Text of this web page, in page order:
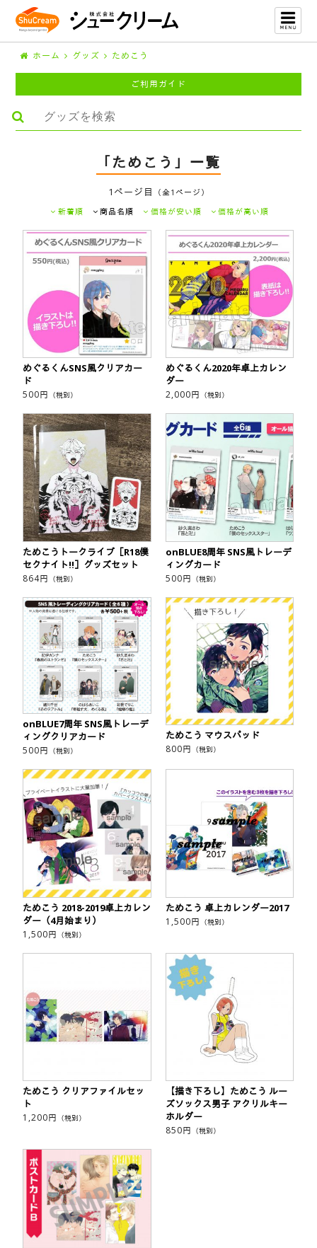
ホーム グッズ ためこう
ご利用ガイド
「ためこう」一覧
1ページ目
（全1ページ）
新着順
商品名順 価格が安い順 価格が高い順
めぐるくんSNS風クリアカー
ド
500円 （税別）
めぐるくん2020年卓上カレン
ダー
2,000円 （税別）
ためこうトークライブ［R18僕
セクナイト!!］グッズセット
864円 （税別）
onBLUE8周年 SNS風トレーデ
ィングカード
500円 （税別）
onBLUE7周年 SNS風トレーデ
ィングクリアカード
500円 （税別）
ためこう マウスパッド
800円 （税別）
ためこう 2018-2019卓上カレン
ダー（4月始まり）
1,500円 （税別）
ためこう 卓上カレンダー2017
1,500円 （税別）
ためこう クリアファイルセッ
ト
1,200円 （税別）
【描き下ろし】ためこう ルー
ズソックス男子 アクリルキー
ホルダー
850円 （税別）